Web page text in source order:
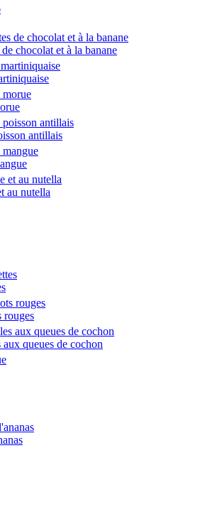
chocolat et à la banane
antillais
au nutella
rouges
queues de cochon